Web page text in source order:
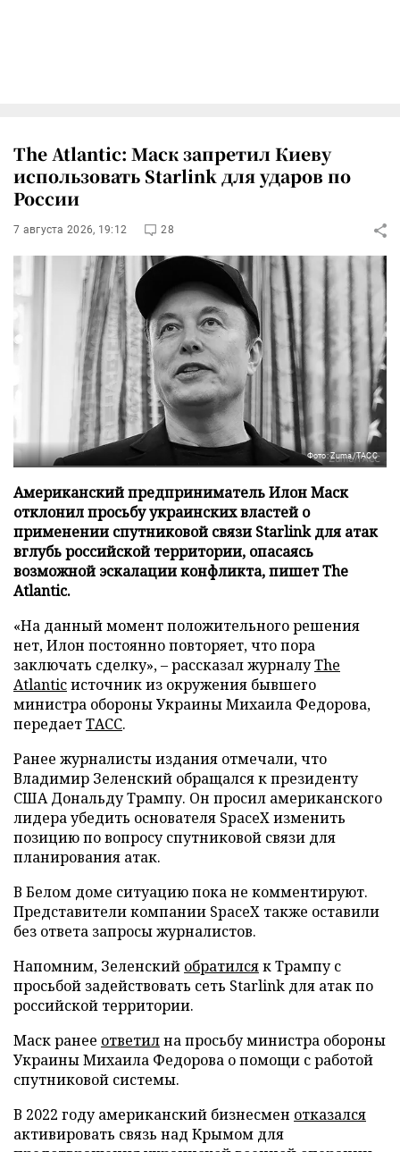
The Atlantic: Маск запретил Киеву
использовать Starlink для ударов по
России
7 августа 2026, 19:12 28
Фото: Zuma/ТАСС
Американский предприниматель Илон Маск
отклонил просьбу украинских властей о
применении спутниковой связи Starlink для атак
вглубь российской территории, опасаясь
возможной эскалации конфликта, пишет The
Atlantic.
«На данный момент положительного решения
нет, Илон постоянно повторяет, что пора
заключать сделку», – рассказал журналуThe
Atlanticисточник из окружения бывшего
министра обороны Украины Михаила Федорова,
передаетТАСС.
Ранее журналисты издания отмечали, что
Владимир Зеленский обращался к президенту
США Дональду Трампу. Он просил американского
лидера убедить основателя SpaceX изменить
позицию по вопросу спутниковой связи для
планирования атак.
В Белом доме ситуацию пока не комментируют.
Представители компании SpaceX также оставили
без ответа запросы журналистов.
Напомним, Зеленский обратилсяк Трампу с
просьбой задействовать сеть Starlink для атак по
российской территории.
Маск ранее ответилна просьбу министра обороны
Украины Михаила Федорова о помощи с работой
спутниковой системы.
В 2022 году американский бизнесмен отказался
активировать связь над Крымом для